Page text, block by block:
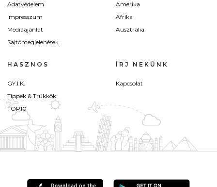
Adatvédelem
Impresszum
Médiaajánlat
Sajtómegjelenések
Amerika
Afrika
Ausztrália
HASZNOS
GY.I.K.
Tippek & Trükkök
TOP10
ÍRJ NEKÜNK
Kapcsolat